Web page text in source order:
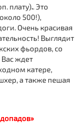
плату).. Это
500!),
Очень красивая
Выглядит
фьордов, со
ждет
катере,
а также пешая